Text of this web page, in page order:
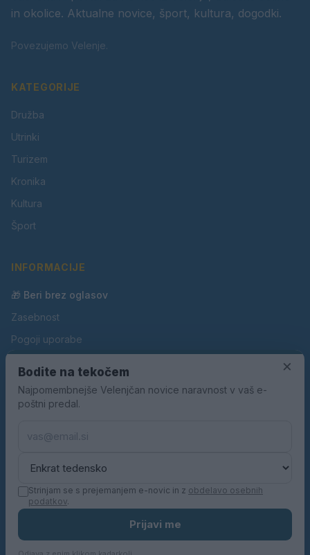
in okolice. Aktualne novice, šport, kultura, dogodki.
Povezujemo Velenje.
KATEGORIJE
Družba
Utrinki
Turizem
Kronika
Kultura
Šport
INFORMACIJE
🎁 Beri brez oglasov
Zasebnost
Pogoji uporabe
Oglaševanje
Kontakt
KN MEDIA d.o.o.
×
Bodite na tekočem
Najpomembnejše Velenjčan novice naravnost v vaš e-
poštni predal.
Strinjam se s prejemanjem e-novic in z obdelavo osebnih
podatkov.
Prijavi me